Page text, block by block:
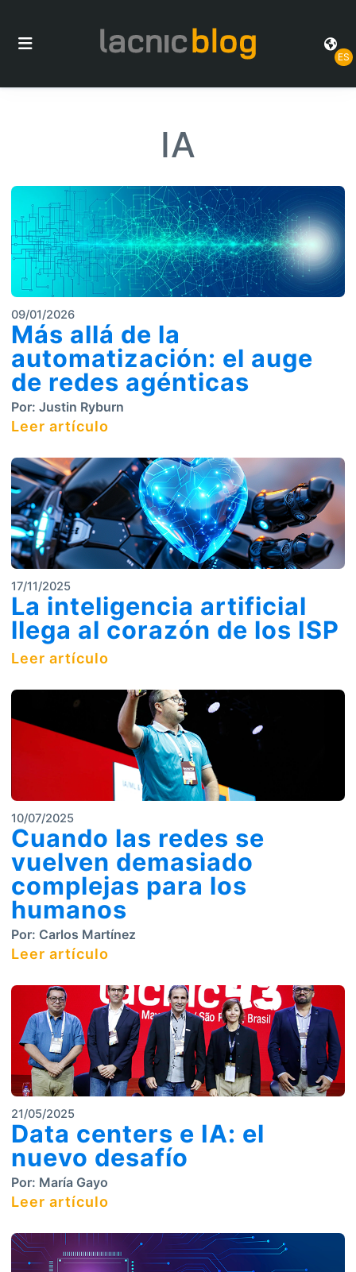
ES
IA
09/01/2026
Más allá de la
automatización: el auge
de redes agénticas
Por: Justin Ryburn
Leer artículo
17/11/2025
La inteligencia artificial
llega al corazón de los ISP
Leer artículo
10/07/2025
Cuando las redes se
vuelven demasiado
complejas para los
humanos
Por: Carlos Martínez
Leer artículo
21/05/2025
Data centers e IA: el
nuevo desafío
Por: María Gayo
Leer artículo